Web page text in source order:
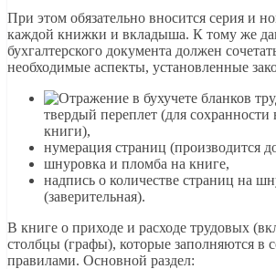
При этом обязательно вносится серия и
каждой книжки и вкладыша. К тому же
бухгалтерского документа должен
необходимые аспекты, установленные
твердый переплет (для сохранности
книги),
нумерация страниц (производится
шнуровка и пломба на книге,
надпись о количестве страниц на
(заверительная).
В книге о приходе и расходе трудовых
столбцы (графы), которые заполняются в
правилами. Основной раздел: